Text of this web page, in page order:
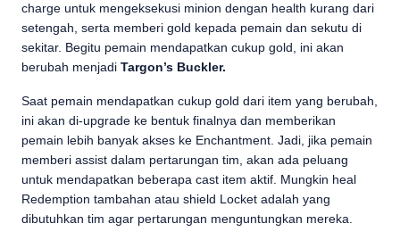
charge untuk mengeksekusi minion dengan health kurang dari
setengah, serta memberi gold kepada pemain dan sekutu di
sekitar. Begitu pemain mendapatkan cukup gold, ini akan
berubah menjadi Targon’s Buckler.
Saat pemain mendapatkan cukup gold dari item yang berubah,
ini akan di-upgrade ke bentuk finalnya dan memberikan
pemain lebih banyak akses ke Enchantment. Jadi, jika pemain
memberi assist dalam pertarungan tim, akan ada peluang
untuk mendapatkan beberapa cast item aktif. Mungkin heal
Redemption tambahan atau shield Locket adalah yang
dibutuhkan tim agar pertarungan menguntungkan mereka.